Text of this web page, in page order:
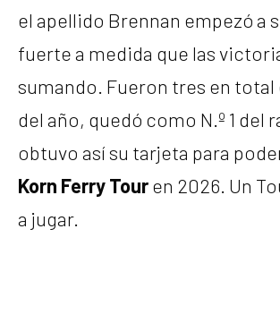
el apellido Brennan empezó a
fuerte a medida que las
sumando. Fueron tres en total
del año, quedó como N.º 1 del
obtuvo así su tarjeta para
Korn Ferry Touren 2026. Un
a jugar.